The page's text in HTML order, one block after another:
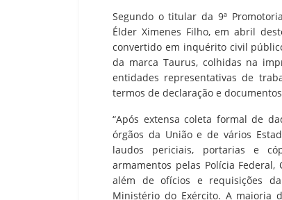
Segundo o titular da 9ª
Élder Ximenes Filho, em abril
convertido em inquérito civil
da marca Taurus, colhidas na
entidades representativas de
termos de declaração e
“Após extensa coleta formal de
órgãos da União e de vários
laudos periciais, portarias e
armamentos pelas Polícia
além de ofícios e requisições
Ministério do Exército. A maioria